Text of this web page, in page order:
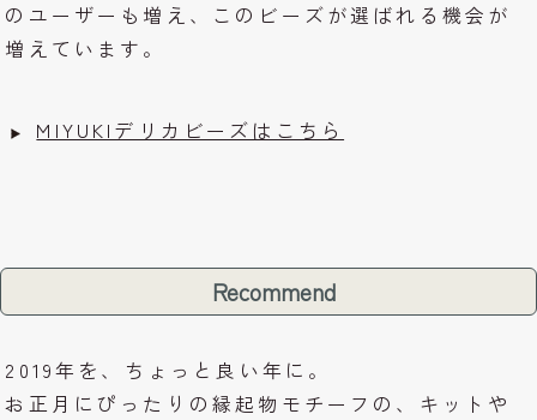
のユーザーも増え、このビーズが選ばれる機会が
増えています。
MIYUKIデリカビーズはこちら
Recommend
2019年を、ちょっと良い年に。
お正月にぴったりの縁起物モチーフの、キットや